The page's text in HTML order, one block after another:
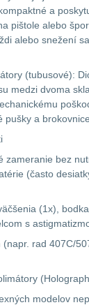
14
11
k
a
pištole alebo
alebo snežení
(tubusové):
medzi dvoma
pušky a brokovnice.
zameranie bez
(často
(1x),
s
rad 407C/
modelov